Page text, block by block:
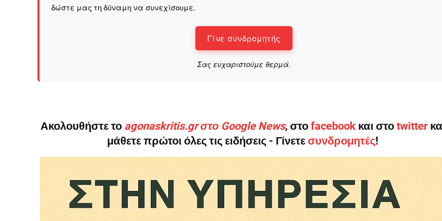
δώστε μας τη δύναμη να συνεχίσουμε.
Γίνε συνδρομητής
Σας ευχαριστούμε θερμά.
Ακολουθήστε το agonaskritis.gr στο Google News, στο facebook και στο twitter
μάθετε πρώτοι όλες τις ειδήσεις - Γίνετε συνδρομητές!